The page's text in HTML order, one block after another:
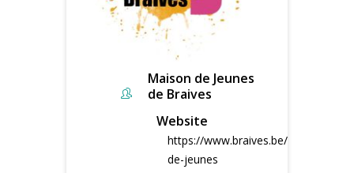
Maison de Jeunes
de Braives
Website
https://www.braives.be/maison-
de-jeunes